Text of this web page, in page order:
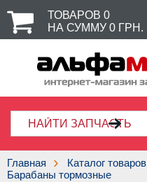
ТОВАРОВ 0
НА СУММУ 0 ГРН.
Главная Каталог товаров
Барабаны тормозные